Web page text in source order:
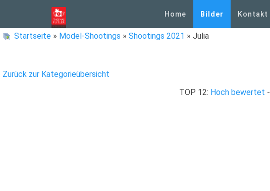
Home Bilder Kontakt
Startseite » Model-Shootings » Shootings 2021 » Julia
Zurück zur Kategorieübersicht
TOP 12: Hoch bewertet -